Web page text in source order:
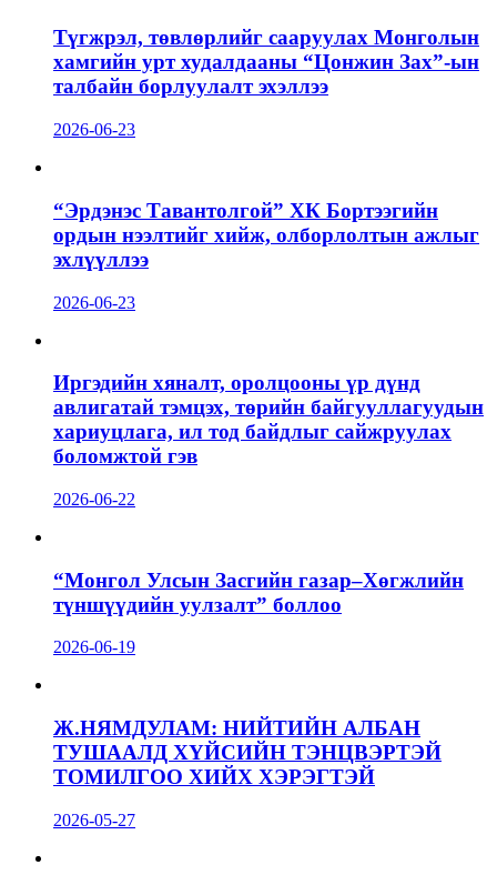
Түгжрэл, төвлөрлийг сааруулах Монголын
хамгийн урт худалдааны “Цонжин Зах”-ын
талбайн борлуулалт эхэллээ
2026-06-23
“Эрдэнэс Тавантолгой” ХК Бортээгийн
ордын нээлтийг хийж, олборлолтын ажлыг
эхлүүллээ
2026-06-23
Иргэдийн хяналт, оролцооны үр дүнд
авлигатай тэмцэх, төрийн байгууллагуудын
хариуцлага, ил тод байдлыг сайжруулах
боломжтой гэв
2026-06-22
“Монгол Улсын Засгийн газар–Хөгжлийн
түншүүдийн уулзалт” боллоо
2026-06-19
Ж.НЯМДУЛАМ: НИЙТИЙН АЛБАН
ТУШААЛД ХҮЙСИЙН ТЭНЦВЭРТЭЙ
ТОМИЛГОО ХИЙХ ХЭРЭГТЭЙ
2026-05-27